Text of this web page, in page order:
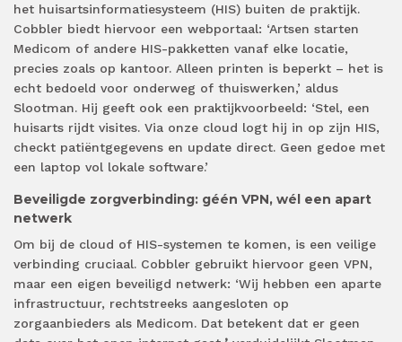
het huisartsinformatiesysteem (HIS) buiten de praktijk.
Cobbler biedt hiervoor een webportaal: ‘Artsen starten
Medicom of andere HIS-pakketten vanaf elke locatie,
precies zoals op kantoor. Alleen printen is beperkt – het is
echt bedoeld voor onderweg of thuiswerken,’ aldus
Slootman. Hij geeft ook een praktijkvoorbeeld: ‘Stel, een
huisarts rijdt visites. Via onze cloud logt hij in op zijn HIS,
checkt patiëntgegevens en update direct. Geen gedoe met
een laptop vol lokale software.’
Beveiligde zorgverbinding: géén VPN, wél een apart
netwerk
Om bij de cloud of HIS-systemen te komen, is een veilige
verbinding cruciaal. Cobbler gebruikt hiervoor geen VPN,
maar een eigen beveiligd netwerk: ‘Wij hebben een aparte
infrastructuur, rechtstreeks aangesloten op
zorgaanbieders als Medicom. Dat betekent dat er geen